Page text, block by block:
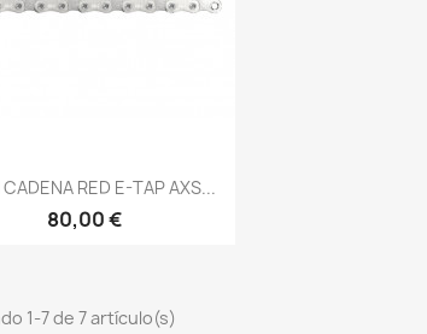
Vista rápida
CADENA RED E-TAP AXS...
80,00 €
1-7 de 7 artículo(s)